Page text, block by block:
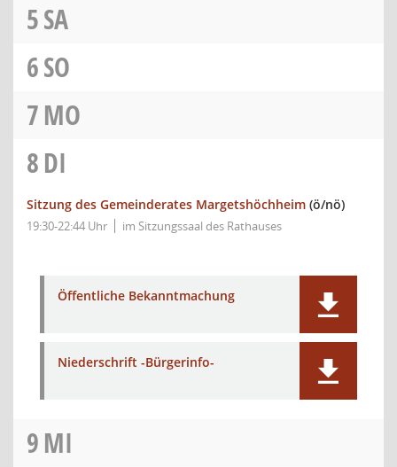
5SA
6SO
7MO
8DI
Sitzung des Gemeinderates Margetshöchheim (ö/nö)
19:30-22:44 Uhr im Sitzungssaal des Rathauses
Öffentliche Bekanntmachung
Niederschrift -Bürgerinfo-
9MI